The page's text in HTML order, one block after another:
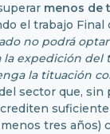
menos de
el trabajo Final
no podrá
la expedición del
la tituación
sector que, sin
tres años)